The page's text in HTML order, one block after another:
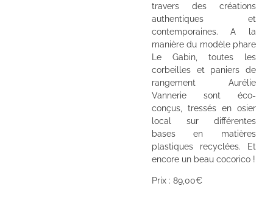
travers des créations
authentiques et
contemporaines. A la
manière du modèle phare
Le Gabin, toutes les
corbeilles et paniers de
rangement Aurélie
Vannerie sont éco-
conçus, tressés en osier
local sur différentes
bases en matières
plastiques recyclées. Et
encore un beau cocorico !
Prix : 89,00€